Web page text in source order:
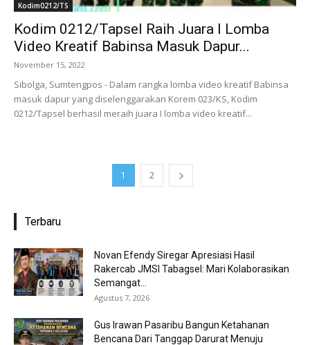
Kodim0212/TS
Kodim 0212/Tapsel Raih Juara I Lomba
Video Kreatif Babinsa Masuk Dapur...
November 15, 2022
Sibolga, Sumtengpos - Dalam rangka lomba video kreatif Babinsa
masuk dapur yang diselenggarakan Korem 023/KS, Kodim
0212/Tapsel berhasil meraih juara I lomba video kreatif...
1 2
Terbaru
Novan Efendy Siregar Apresiasi Hasil
Rakercab JMSI Tabagsel: Mari Kolaborasikan
Semangat...
Agustus 7, 2026
Gus Irawan Pasaribu Bangun Ketahanan
Bencana Dari Tanggap Darurat Menuju